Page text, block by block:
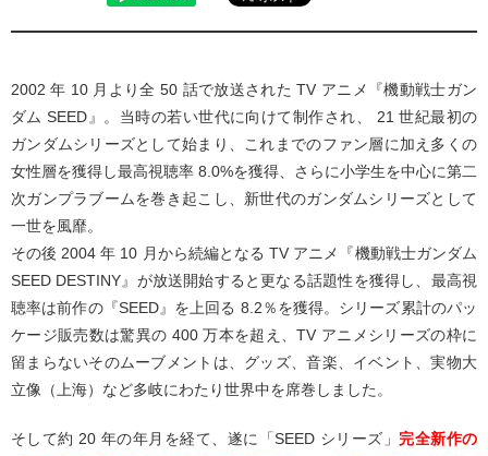
2002 年 10 月より全 50 話で放送された TV アニメ『機動戦士ガン
ダム SEED』。当時の若い世代に向けて制作され、 21 世紀最初の
ガンダムシリーズとして始まり、これまでのファン層に加え多くの
女性層を獲得し最高視聴率 8.0%を獲得、さらに小学生を中心に第二
次ガンプラブームを巻き起こし、新世代のガンダムシリーズとして
一世を風靡。
その後 2004 年 10 月から続編となる TV アニメ『機動戦士ガンダム
SEED DESTINY』が放送開始すると更なる話題性を獲得し、最高視
聴率は前作の『SEED』を上回る 8.2％を獲得。シリーズ累計のパッ
ケージ販売数は驚異の 400 万本を超え、TV アニメシリーズの枠に
留まらないそのムーブメントは、グッズ、音楽、イベント、実物大
立像（上海）など多岐にわたり世界中を席巻しました。
そして約 20 年の年月を経て、遂に「SEED シリーズ」 完全新作の